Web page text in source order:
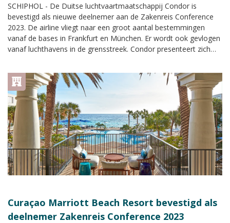
SCHIPHOL - De Duitse luchtvaartmaatschappij Condor is
bevestigd als nieuwe deelnemer aan de Zakenreis Conference
2023. De airline vliegt naar een groot aantal bestemmingen
vanaf de bases in Frankfurt en München. Er wordt ook gevlogen
vanaf luchthavens in de grensstreek. Condor presenteert zich
Zakenreis Conference.
Curaçao Marriott Beach Resort bevestigd als
deelnemer Zakenreis Conference 2023